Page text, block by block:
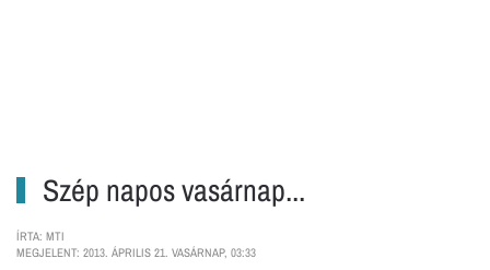
Szép napos vasárnap...
ÍRTA: MTI
MEGJELENT: 2013. ÁPRILIS 21. VASÁRNAP, 03:33